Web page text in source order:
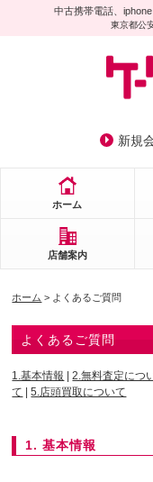
中古携帯電話、
東京都公
新規
ホーム
店舗案内
ホーム > よくあるご質問
よくあるご質問
1.基本情報 |2.無料査定につ
て
|5.店頭買取について
1. 基本情報